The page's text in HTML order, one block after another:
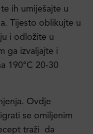
ih umiješajte u
Tijesto oblikujte u
i odložite u
ga izvaljajte i
190°C 20-30
Ovdje
se omiljenim
traži da